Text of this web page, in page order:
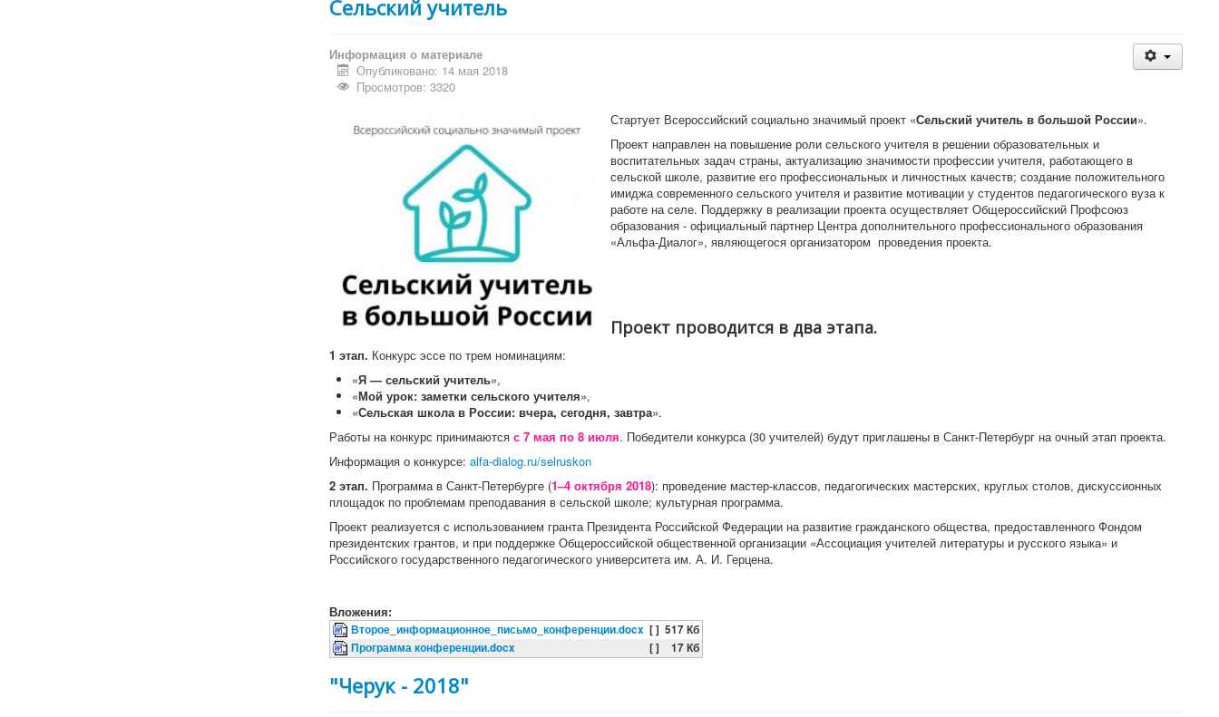
Сельский учитель
Информация о материале
Опубликовано: 14 мая 2018
Просмотров: 3320
Стартует Всероссийский социально значимый проект «Сельский учитель в большой России».
Проект направлен на повышение роли сельского учителя в решении образовательных и
воспитательных задач страны, актуализацию значимости профессии учителя, работающего в
сельской школе, развитие его профессиональных и личностных качеств; создание положительного
имиджа современного сельского учителя и развитие мотивации у студентов педагогического вуза к
работе на селе. Поддержку в реализации проекта осуществляет Общероссийский Профсоюз
образования - официальный партнер Центра дополнительного профессионального образования
«Альфа-Диалог», являющегося организатором проведения проекта.
Проект проводится в два этапа.
1 этап. Конкурс эссе по трем номинациям:
«Я — сельский учитель»,
«Мой урок: заметки сельского учителя»,
«Сельская школа в России: вчера, сегодня, завтра».
Работы на конкурс принимаются с 7 мая по 8 июля. Победители конкурса (30 учителей) будут приглашены в Санкт-Петербург на очный этап проекта.
Информация о конкурсе: alfa-dialog.ru/selruskon
2 этап. Программа в Санкт-Петербурге (1–4 октября 2018): проведение мастер-классов, педагогических мастерских, круглых столов, дискуссионных
площадок по проблемам преподавания в сельской школе; культурная программа.
Проект реализуется с использованием гранта Президента Российской Федерации на развитие гражданского общества, предоставленного Фондом
президентских грантов, и при поддержке Общероссийской общественной организации «Ассоциация учителей литературы и русского языка» и
Российского государственного педагогического университета им. А. И. Герцена.
Вложения:
Второе_информационное_письмо_конференции.docx [ ] 517 Кб
Программа конференции.docx
[ ] 17 Кб
"Черук - 2018"